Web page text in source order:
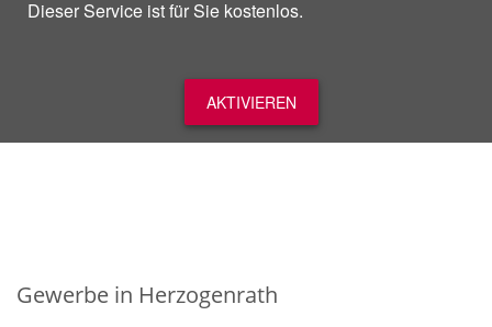
Dieser Service ist für Sie kostenlos.
AKTIVIEREN
Gewerbe in Herzogenrath